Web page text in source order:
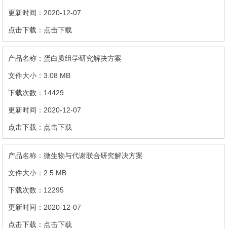
2020-12-07
点击下载
蛋白质组学研究解决方案
3.08 MB
14429
2020-12-07
点击下载
微生物与代谢联合研究解决方案
2.5 MB
12295
2020-12-07
点击下载